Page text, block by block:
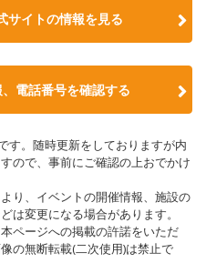
サイトの情報を見る
電話番号を確認する
す。随時更新をしておりますが内
ので、事前にご確認の上おでかけ
り、イベントの開催情報、施設の
は変更になる場合があります。
ページへの掲載の許諾をいただ
の無断転載(二次使用)は禁止で